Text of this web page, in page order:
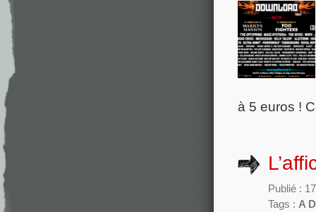
à 5 euros !
Publié :
Tags : A